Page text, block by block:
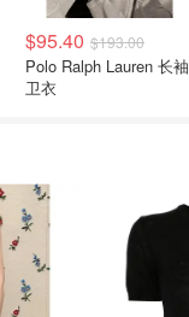
$95.40 $193.00
Polo Ralph Lauren 长袖
卫衣